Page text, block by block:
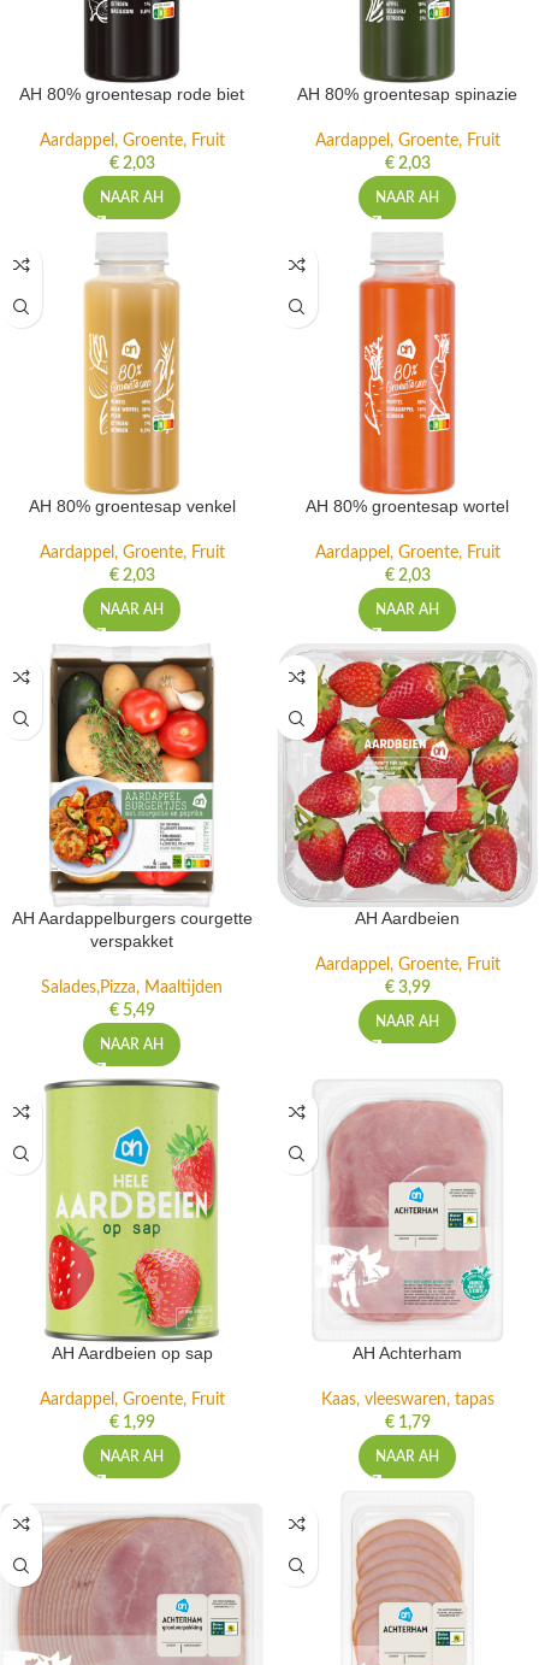
AH 80% groentesap rode biet
Aardappel, Groente, Fruit
€2,03
NAAR AH
AH 80% groentesap spinazie
Aardappel, Groente, Fruit
€2,03
NAAR AH
AH 80% groentesap venkel
Aardappel, Groente, Fruit
€2,03
NAAR AH
AH 80% groentesap wortel
Aardappel, Groente, Fruit
€2,03
NAAR AH
AH Aardappelburgers courgette
verspakket
Salades,Pizza, Maaltijden
€5,49
NAAR AH
AH Aardbeien
Aardappel, Groente, Fruit
€3,99
NAAR AH
AH Aardbeien op sap
Aardappel, Groente, Fruit
€1,99
NAAR AH
AH Achterham
Kaas, vleeswaren, tapas
€1,79
NAAR AH